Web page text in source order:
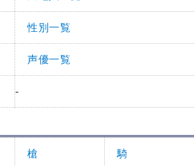
性別一覧
声優一覧
-
槍 騎